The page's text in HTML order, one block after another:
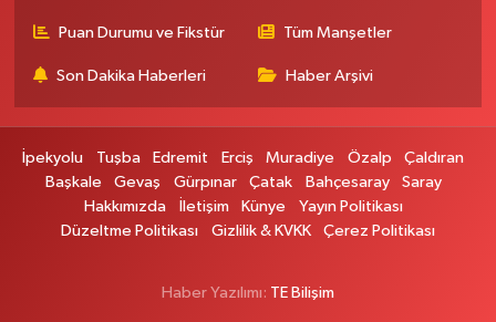
Kampüs Yolu Üzeri Kampüs Galericiler Sitesi Yanı No:43
CADDESİ NO:18
0 (543) 564 72 82 Yol Tarifi Al
Puan Durumu ve Fikstür Tüm Manşetler
Son Dakika Haberleri Haber Arşivi
İpekyolu Tuşba Edremit Erciş Muradiye Özalp
Çaldıran
Başkale
Gevaş Gürpınar Çatak Bahçesaray
Saray
Hakkımızda
İletişim Künye
Yayın Politikası
Düzeltme Politikası
Gizlilik & KVKK Çerez Politikası
Haber Yazılımı: TE Bilişim